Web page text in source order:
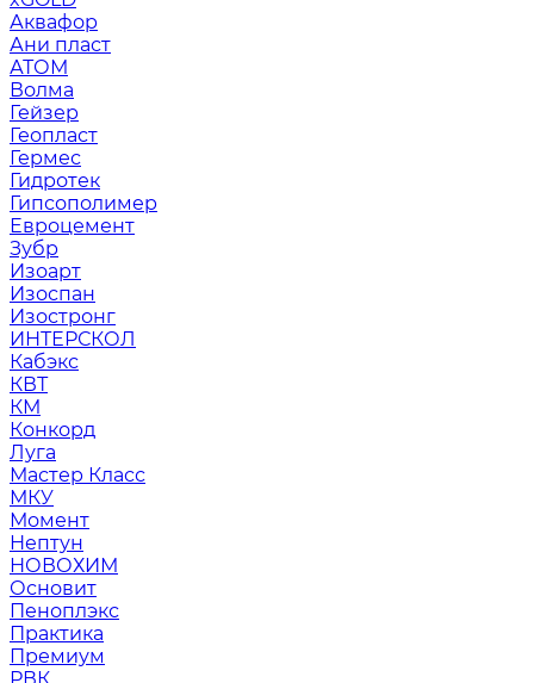
Аквафор
Ани пласт
АТОМ
Волма
Гейзер
Геопласт
Гермес
Гидротек
Гипсополимер
Евроцемент
Зубр
Изоарт
Изоспан
Изостронг
ИНТЕРСКОЛ
Кабэкс
КВТ
КМ
Конкорд
Луга
Мастер Класс
МКУ
Момент
Нептун
НОВОХИМ
Основит
Пеноплэкс
Практика
Премиум